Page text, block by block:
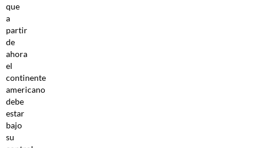
que
a
partir
de
ahora
el
continente
americano
debe
estar
bajo
su